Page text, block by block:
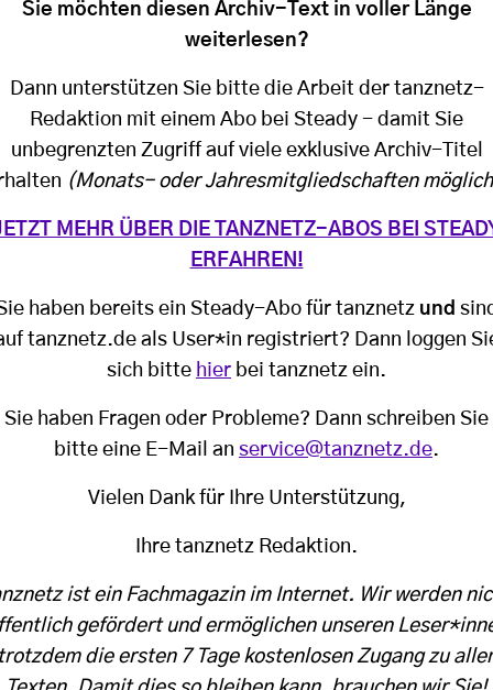
Sie möchten diesen Archiv-Text in voller Länge
weiterlesen?
Dann unterstützen Sie bitte die Arbeit der tanznetz-
Redaktion mit einem Abo bei Steady - damit Sie
unbegrenzten Zugriff auf viele exklusive Archiv-Titel
(Monats- oder Jahresmitgliedschaften
MEHR ÜBER DIE TANZNETZ-ABOS BEI
ERFAHREN!
haben bereits ein Steady-Abo für tanznetz und
tanznetz.de als User*in registriert? Dann loggen
sich bitte hier bei tanznetz ein.
Sie haben Fragen oder Probleme? Dann schreiben Sie
bitte eine E-Mail an service@tanznetz.de.
Vielen Dank für Ihre Unterstützung,
Ihre tanznetz Redaktion.
ist ein Fachmagazin im Internet. Wir werden
gefördert und ermöglichen unseren
die ersten 7 Tage kostenlosen Zugang zu